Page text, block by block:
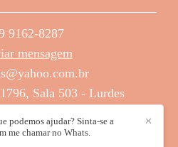
9162-8287
mensagem
Sala 503 - Lurdes
✕
podemos ajudar? Sinta-se a
me chamar no Whats.